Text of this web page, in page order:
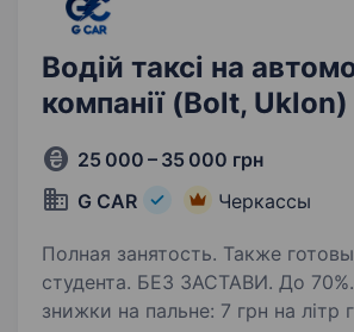
Водій таксі на
компанії (Bolt, Uklon)
25 000 – 35 000 грн
G CAR
Черкассы
Полная занятость. Также
студента. БЕЗ ЗАСТАВИ. До 70%. Фіксовані
знижки на пальне: 7 грн на літр